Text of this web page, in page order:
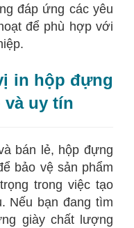
đáp ứng các yêu
để phù hợp với
in hộp đựng
và uy tín
bán lẻ, hộp đựng
bảo vệ sản phẩm
trong việc tạo
Nếu bạn đang tìm
giày chất lượng